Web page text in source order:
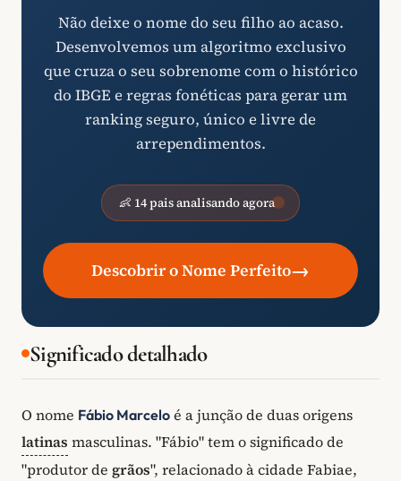
Não deixe o nome do seu filho ao acaso.
Desenvolvemos um algoritmo exclusivo
que cruza o seu sobrenome com o histórico
do IBGE e regras fonéticas para gerar um
ranking seguro, único e livre de
arrependimentos.
👶 14 pais analisando agora
Descobrir o Nome Perfeito→
Significado detalhado
O nome Fábio Marcelo é a junção de duas origens
latinas masculinas. "Fábio" tem o significado de
"produtor de grãos", relacionado à cidade Fabiae,